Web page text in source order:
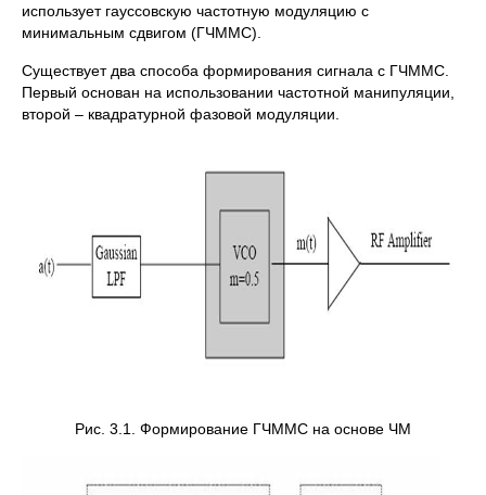
использует гауссовскую частотную модуляцию с
минимальным сдвигом (ГЧММС).
Существует два способа формирования сигнала с ГЧММС.
Первый основан на использовании частотной манипуляции,
второй – квадратурной фазовой модуляции.
Рис. 3.1. Формирование ГЧММС на основе ЧМ